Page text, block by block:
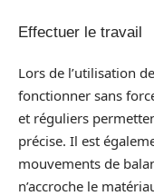
Effectuer le travail
Lors de l’utilisation
fonctionner sans
et réguliers
précise. Il est
mouvements de
n’accroche le